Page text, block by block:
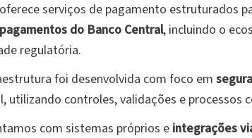
oferece serviços de pagamento estruturados
do Banco Central, incluindo o
regulatória.
foi desenvolvida com foco em
utilizando controles, validações e processos
com sistemas próprios e integrações